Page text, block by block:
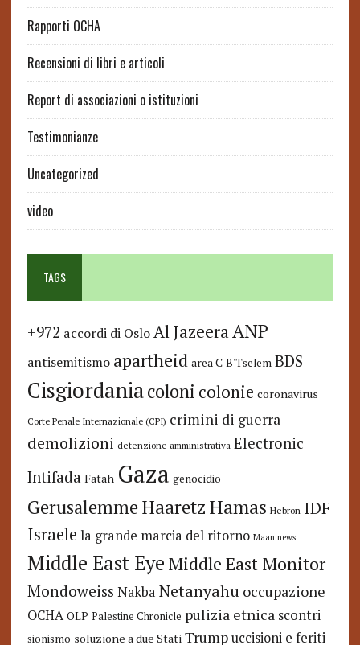
Rapporti OCHA
Recensioni di libri e articoli
Report di associazioni o istituzioni
Testimonianze
Uncategorized
video
TAGS
+972 accordi di Oslo Al JazeeraANP
antisemitismo apartheid area C B'Tselem BDS
Cisgiordaniacoloni colonie coronavirus
Corte Penale Internazionale (CPI) crimini di guerra
demolizioni detenzione amministrativa Electronic
Intifada Fatah Gaza genocidio
GerusalemmeHaaretzHamas Hebron IDF
Israele la grande marcia del ritorno Maan news
Middle East Eye Middle East Monitor
Mondoweiss Nakba Netanyahu occupazione
OCHA OLP Palestine Chronicle pulizia etnica scontri
sionismo soluzione a due Stati Trump uccisioni e feriti